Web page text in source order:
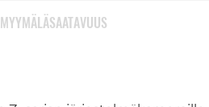
MYYMÄLÄSAATAVUUS